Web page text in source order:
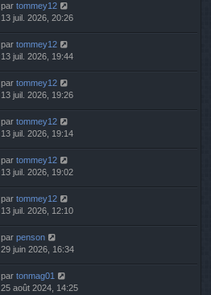
par tommey12
13 juil. 2026, 20:26
par tommey12
13 juil. 2026, 19:44
par tommey12
13 juil. 2026, 19:26
par tommey12
13 juil. 2026, 19:14
par tommey12
13 juil. 2026, 19:02
par tommey12
13 juil. 2026, 12:10
par penson
29 juin 2026, 16:34
par tonmag01
25 août 2024, 14:25